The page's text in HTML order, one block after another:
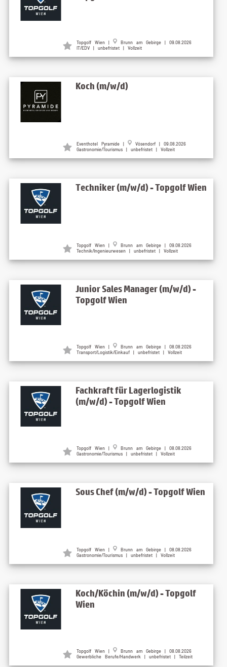
Topgolf Wien |
Brunn am Gebirge | 09.08.2026
IT/EDV | unbefristet | Vollzeit
Koch (m/w/d)
Eventhotel Pyramide |
Vösendorf | 09.08.2026
Gastronomie/Tourismus | unbefristet | Vollzeit
Techniker (m/w/d) - Topgolf Wien
Topgolf Wien |
Brunn am Gebirge | 09.08.2026
Technik/Ingenieurwesen | unbefristet | Vollzeit
Junior Sales Manager (m/w/d) -
Topgolf Wien
Topgolf Wien |
Brunn am Gebirge | 08.08.2026
Transport/Logistik/Einkauf | unbefristet | Vollzeit
Fachkraft für Lagerlogistik
(m/w/d) - Topgolf Wien
Topgolf Wien |
Brunn am Gebirge | 08.08.2026
Gastronomie/Tourismus | unbefristet | Vollzeit
Sous Chef (m/w/d) - Topgolf Wien
Topgolf Wien |
Brunn am Gebirge | 08.08.2026
Gastronomie/Tourismus | unbefristet | Vollzeit
Koch/Köchin (m/w/d) - Topgolf
Wien
Topgolf Wien |
Brunn am Gebirge | 08.08.2026
Gewerbliche Berufe/Handwerk | unbefristet | Teilzeit